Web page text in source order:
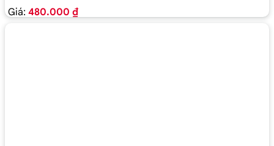
Giá: 480.000 ₫